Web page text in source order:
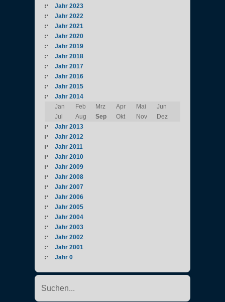
Jahr 2023
Jahr 2022
Jahr 2021
Jahr 2020
Jahr 2019
Jahr 2018
Jahr 2017
Jahr 2016
Jahr 2015
Jahr 2014
Jan
Feb Mrz Apr Mai
Jun
Jul
Aug Sep Okt Nov
Dez
Jahr 2013
Jahr 2012
Jahr 2011
Jahr 2010
Jahr 2009
Jahr 2008
Jahr 2007
Jahr 2006
Jahr 2005
Jahr 2004
Jahr 2003
Jahr 2002
Jahr 2001
Jahr 0